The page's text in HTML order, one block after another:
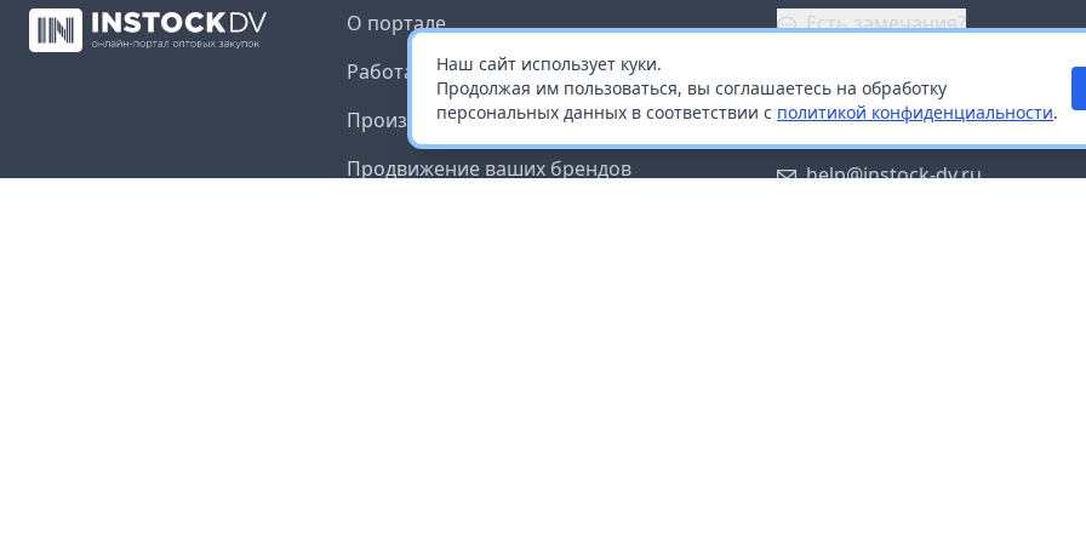
Наш сайт использует куки.
Продолжая им пользоваться, вы соглашаетесь на обработку
персональных данных в соответствии с политикой конфиденциальности.
О портале
Работа с платформой
Производителям и дистрибьюторам
Продвижение ваших брендов
Есть замечания?
Заказать звонок
help@instock-dv.ru